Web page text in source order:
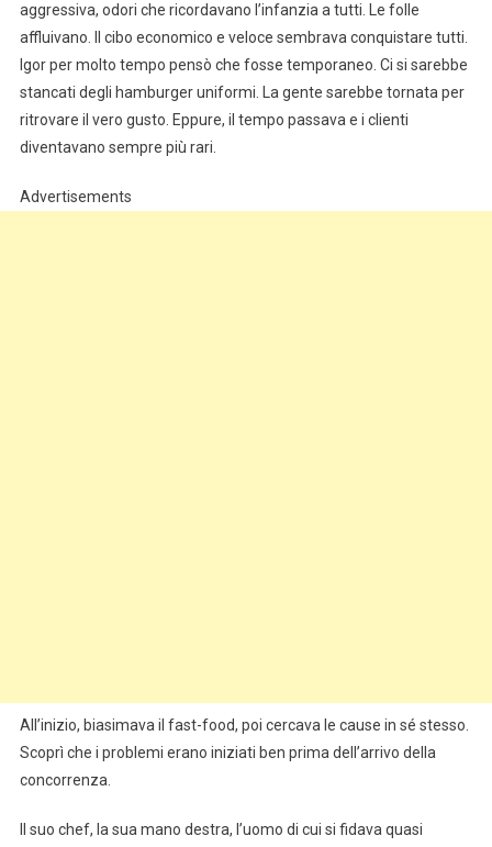
aggressiva, odori che ricordavano l’infanzia a tutti. Le folle
affluivano. Il cibo economico e veloce sembrava conquistare tutti.
Igor per molto tempo pensò che fosse temporaneo. Ci si sarebbe
stancati degli hamburger uniformi. La gente sarebbe tornata per
ritrovare il vero gusto. Eppure, il tempo passava e i clienti
diventavano sempre più rari.
Advertisements
All’inizio, biasimava il fast-food, poi cercava le cause in sé stesso.
Scoprì che i problemi erano iniziati ben prima dell’arrivo della
concorrenza.
Il suo chef, la sua mano destra, l’uomo di cui si fidava quasi